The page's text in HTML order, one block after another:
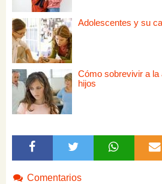
Adolescentes y su
Cómo sobrevivir a la
hijos
Comentarios